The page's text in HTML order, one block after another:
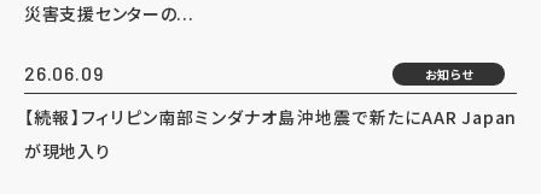
災害支援センターの...
26.06.09 お知らせ
【続報】フィリピン南部ミンダナオ島沖地震で新たにAAR Japan
が現地入り